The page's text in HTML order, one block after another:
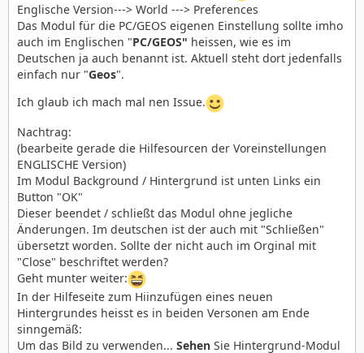
Englische Version---> World ---> Preferences
Das Modul für die PC/GEOS eigenen Einstellung sollte imho
auch im Englischen "PC/GEOS" heissen, wie es im
Deutschen ja auch benannt ist. Aktuell steht dort jedenfalls
einfach nur "Geos".
Ich glaub ich mach mal nen Issue.
Nachtrag:
(bearbeite gerade die Hilfesourcen der Voreinstellungen
ENGLISCHE Version)
Im Modul Background / Hintergrund ist unten Links ein
Button "OK"
Dieser beendet / schließt das Modul ohne jegliche
Änderungen. Im deutschen ist der auch mit "Schließen"
übersetzt worden. Sollte der nicht auch im Orginal mit
"Close" beschriftet werden?
Geht munter weiter:
In der Hilfeseite zum Hiinzufügen eines neuen
Hintergrundes heisst es in beiden Versonen am Ende
sinngemäß:
Um das Bild zu verwenden... Sehen Sie Hintergrund-Modul